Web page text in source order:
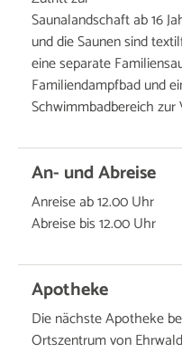
Saunalandschaft ab 16
und die Saunen sind
eine separate
Familiendampfbad und
Schwimmbadbereich zur
An- und Abreise
Anreise ab 12.00 Uhr
Abreise bis 12.00 Uhr
Apotheke
Die nächste Apotheke
Ortszentrum von